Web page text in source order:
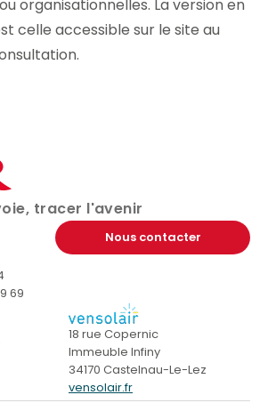
organisationnelles. La version en
celle accessible sur le site au
tracer l'avenir
69
Nous contacter
18 rue Copernic
Immeuble Infiny
34170 Castelnau-Le-Lez
vensolair.fr